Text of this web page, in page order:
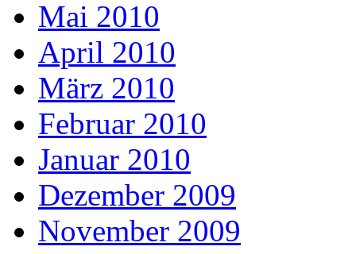
Mai 2010
April 2010
März 2010
Februar 2010
Januar 2010
Dezember 2009
November 2009